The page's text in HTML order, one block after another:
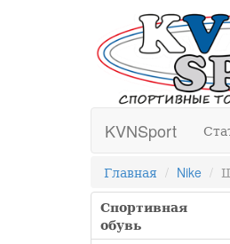
KVNSport
Главная Nike
Спортивная
обувь